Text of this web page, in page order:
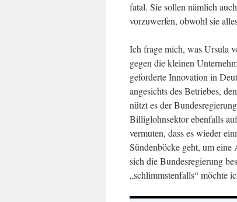
fatal. Sie sollen nämlich
vorzuwerfen, obwohl sie
Ich frage mich, was Ursula
gegen die kleinen
geforderte Innovation in
angesichts des Betriebes,
nützt es der
Billiglohnsektor ebenfalls
vermuten, dass es wieder
Sündenböcke geht, um
sich die Bundesregierung
„schlimmstenfalls“ möchte